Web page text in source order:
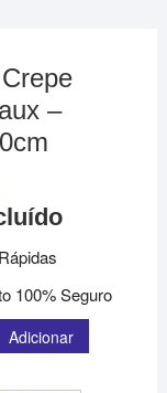
–
100% Seguro
Adicionar